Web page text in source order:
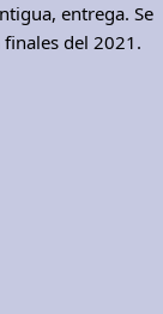
entrega. Se
del 2021.